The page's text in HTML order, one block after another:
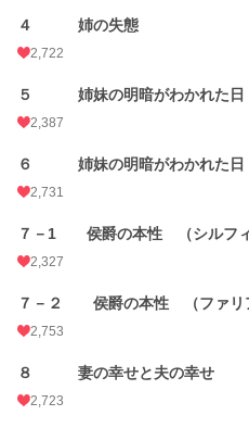
初回完結日時 2025.07.24 22:50
月間ポイント 5,641 pt (7,623 位)
４ 姉の失態
2,722
５ 姉妹の明暗がわかれた
2,387
６ 姉妹の明暗がわかれた
2,731
７－1 侯爵の本性 （シルフィ
2,327
７－２ 侯爵の本性 （ファリ
2,753
８ 妻の幸せと夫の幸せ
2,723